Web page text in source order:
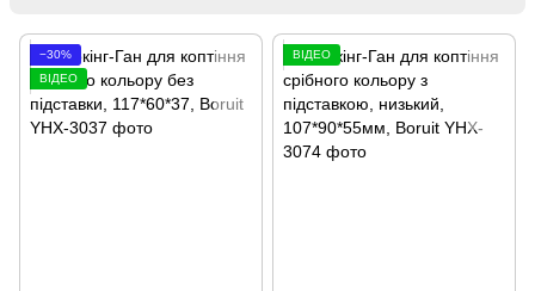
−30%
ВІДЕО
ВІДЕО